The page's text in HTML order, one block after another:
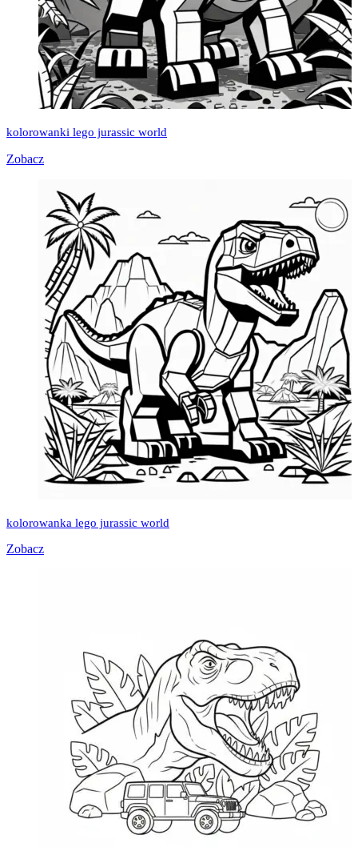
kolorowanki lego jurassic world
Zobacz
kolorowanka lego jurassic world
Zobacz